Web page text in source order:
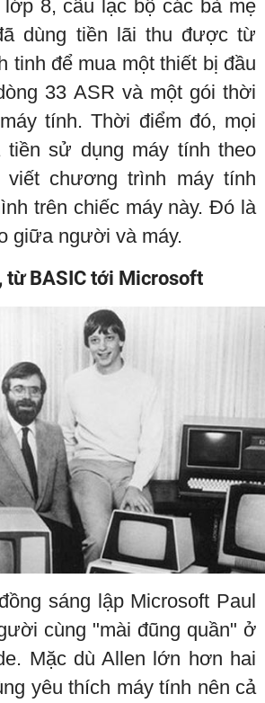
lớp 8, câu lạc bộ các bà mẹ
dùng tiền lãi thu được từ
tinh để mua một thiết bị đầu
33 ASR và một gói thời
tính. Thời điểm đó, mọi
tiền sử dụng máy tính theo
viết chương trình máy tính
trên chiếc máy này. Đó là
giữa người và máy.
từ BASIC tới Microsoft
sáng lập Microsoft Paul
cùng "mài đũng quần" ở
Mặc dù Allen lớn hơn hai
yêu thích máy tính nên cả